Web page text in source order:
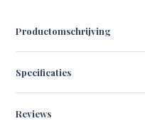
Productomschrijving
Specificaties
Reviews